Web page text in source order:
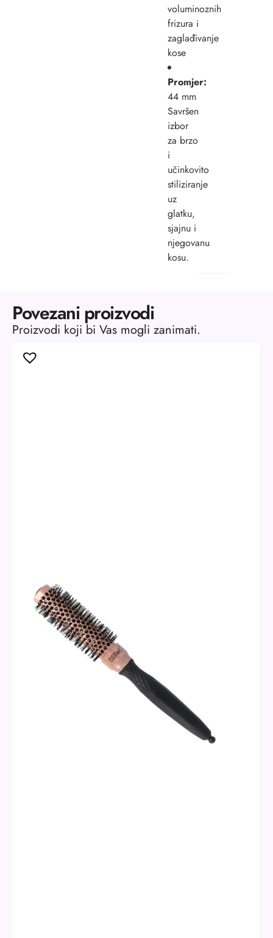
voluminoznih
frizura i
zaglađivanje
kose
Promjer:
44 mm
Savršen
izbor
za brzo
i
učinkovito
stiliziranje
uz
glatku,
sjajnu i
njegovanu
kosu.
Povezani proizvodi
Proizvodi koji bi Vas mogli zanimati.